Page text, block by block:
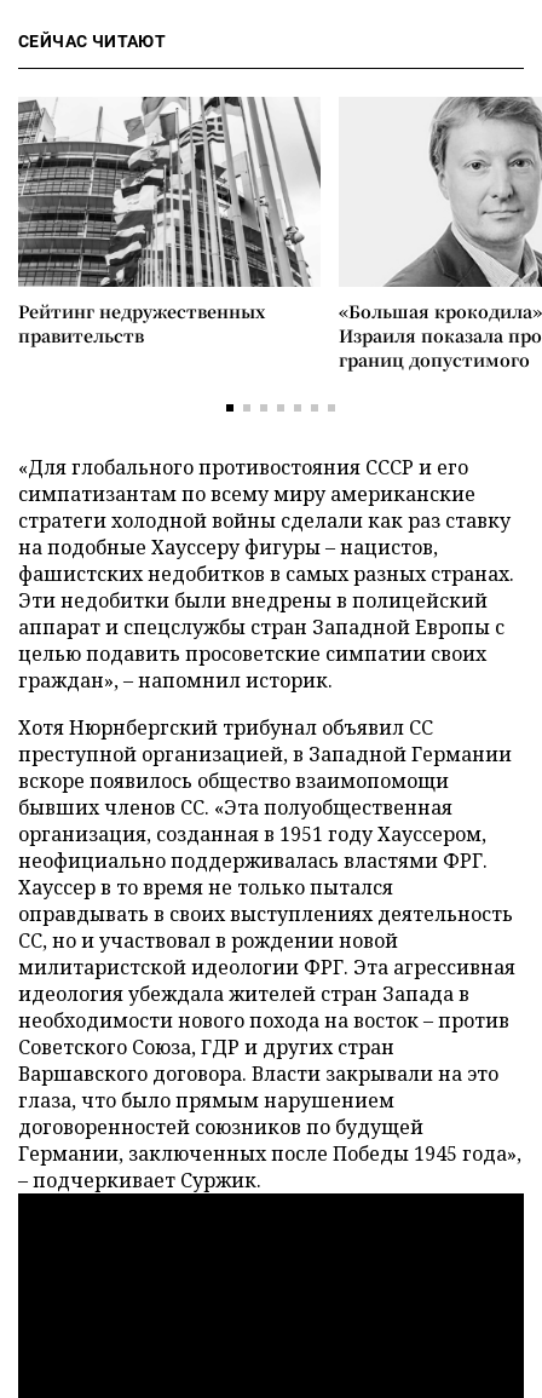
СЕЙЧАС ЧИТАЮТ
Рейтинг недружественных
правительств
«Большая
Израиля показала
границ допустимого
«Для глобального противостояния СССР и его
симпатизантам по всему миру американские
стратеги холодной войны сделали как раз ставку
на подобные Хауссеру фигуры – нацистов,
фашистских недобитков в самых разных странах.
Эти недобитки были внедрены в полицейский
аппарат и спецслужбы стран Западной Европы с
целью подавить просоветские симпатии своих
граждан», – напомнил историк.
Хотя Нюрнбергский трибунал объявил СС
преступной организацией, в Западной Германии
вскоре появилось общество взаимопомощи
бывших членов СС. «Эта полуобщественная
организация, созданная в 1951 году Хауссером,
неофициально поддерживалась властями ФРГ.
Хауссер в то время не только пытался
оправдывать в своих выступлениях деятельность
СС, но и участвовал в рождении новой
милитаристской идеологии ФРГ. Эта агрессивная
идеология убеждала жителей стран Запада в
необходимости нового похода на восток – против
Советского Союза, ГДР и других стран
Варшавского договора. Власти закрывали на это
глаза, что было прямым нарушением
договоренностей союзников по будущей
Германии, заключенных после Победы 1945 года»,
– подчеркивает Суржик.